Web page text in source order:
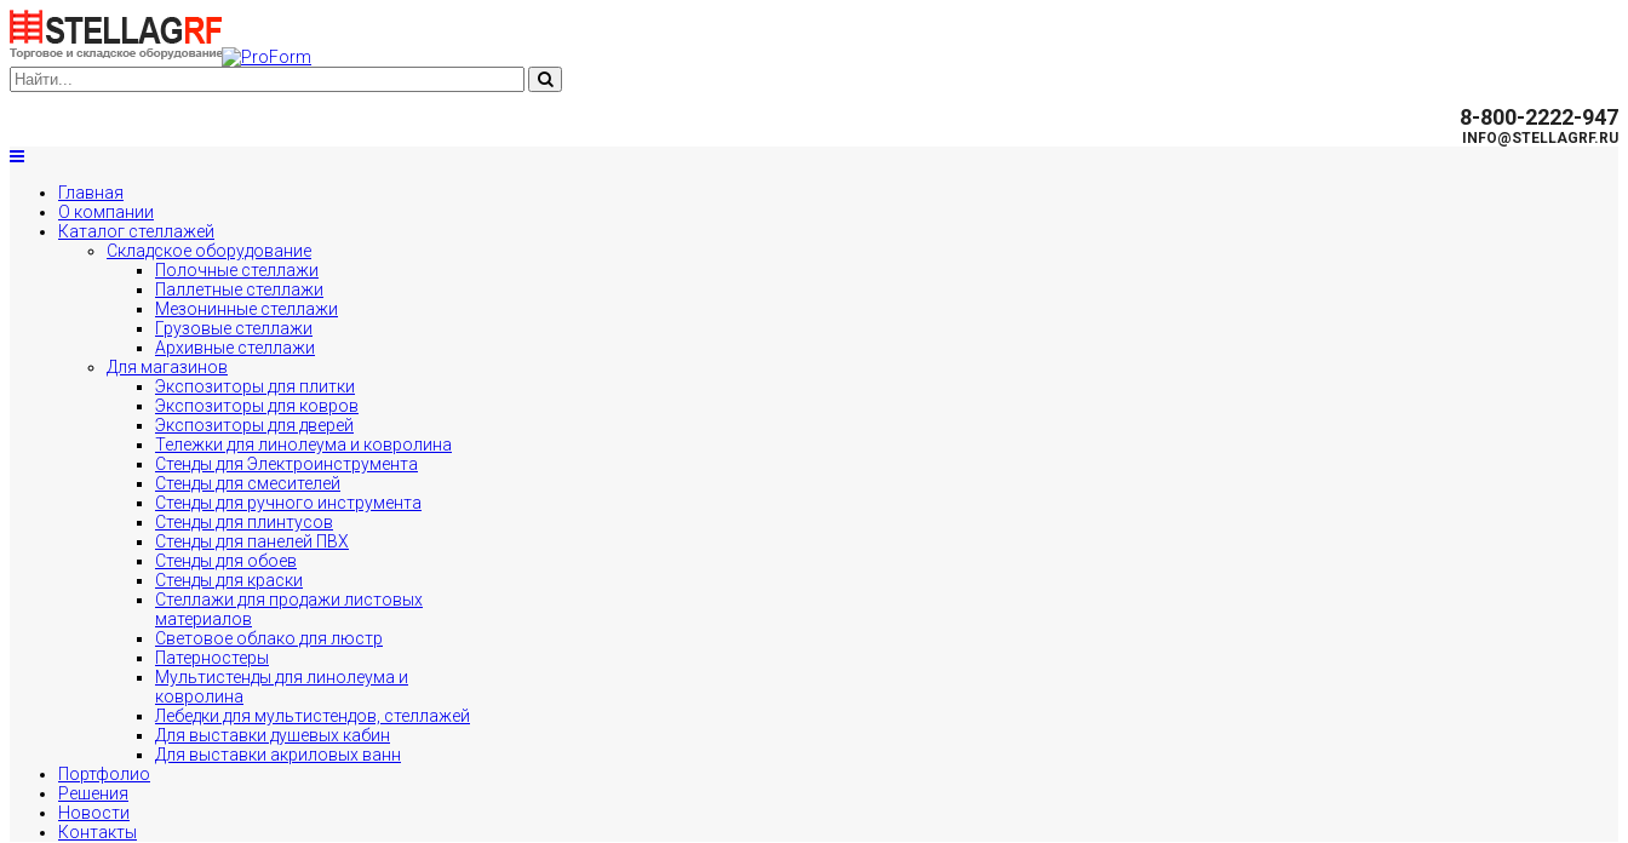
8-800-2222-947
INFO@STELLAGRF.RU
Главная
О компании
Каталог стеллажей
Складское оборудование
Полочные стеллажи
Паллетные стеллажи
Мезонинные стеллажи
Грузовые стеллажи
Архивные стеллажи
Для магазинов
Экспозиторы для плитки
Экспозиторы для ковров
Экспозиторы для дверей
Тележки для линолеума и ковролина
Стенды для Электроинструмента
Стенды для смесителей
Стенды для ручного инструмента
Стенды для плинтусов
Стенды для панелей ПВХ
Стенды для обоев
Стенды для краски
Стеллажи для продажи листовых
материалов
Световое облако для люстр
Патерностеры
Мультистенды для линолеума и
ковролина
Лебедки для мультистендов, стеллажей
Для выставки душевых кабин
Для выставки акриловых ванн
Портфолио
Решения
Новости
Контакты